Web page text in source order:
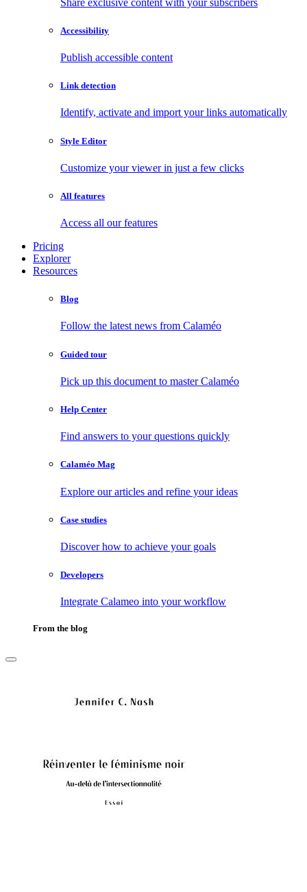
Accessibility
Publish accessible content
Link detection
Identify, activate and import your links automatically
Style Editor
Customize your viewer in just a few clicks
All features
Access all our features
Pricing
Explorer
Resources
Blog
Follow the latest news from Calaméo
Guided tour
Pick up this document to master Calaméo
Help Center
Find answers to your questions quickly
Calaméo Mag
Explore our articles and refine your ideas
Case studies
Discover how to achieve your goals
Developers
Integrate Calameo into your workflow
From the blog